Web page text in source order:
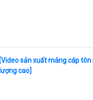
[Video sản xuất máng cáp
lượng cao]